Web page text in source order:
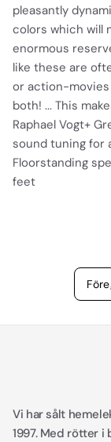
pleasantly
colors which will
enormous
like these are
or action-movies
both! ... This
Raphael Vogt+
sound tuning for
Floorstanding
feet
Vi har sålt
1997. Med rötter i